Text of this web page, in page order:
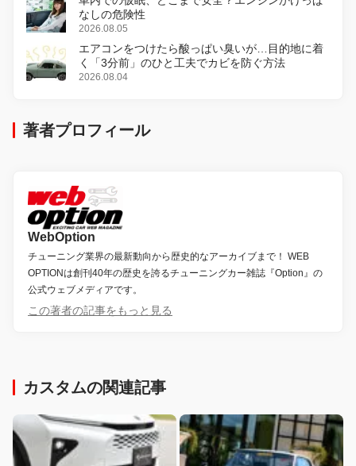
なしの危険性
2026.08.05
エアコンをつけたら酸っぱい臭いが…目的地に着
く「3分前」のひと工夫でカビを防ぐ方法
2026.08.04
著者プロフィール
WebOption
チューニング業界の最新動向から歴史的なアーカイブまで！ WEB
OPTIONは創刊40年の歴史を誇るチューニングカー雑誌『Option』の
公式ウェブメディアです。
この著者の記事をもっと見る
カスタムの関連記事